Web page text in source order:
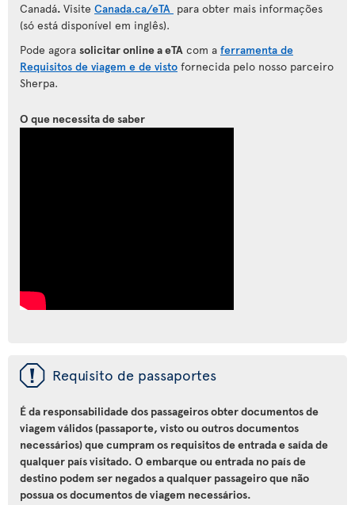
Canadá. Visite Canada.ca/eTA para obter mais informações
(só está disponível em inglês).
Pode agora solicitar online a eTA com a ferramenta de
Requisitos de viagem e de visto fornecida pelo nosso parceiro
Sherpa.
O que necessita de saber
ü Requisito de passaportes
É da responsabilidade dos passageiros obter documentos de
viagem válidos (passaporte, visto ou outros documentos
necessários) que cumpram os requisitos de entrada e saída de
qualquer país visitado. O embarque ou entrada no país de
destino podem ser negados a qualquer passageiro que não
possua os documentos de viagem necessários.